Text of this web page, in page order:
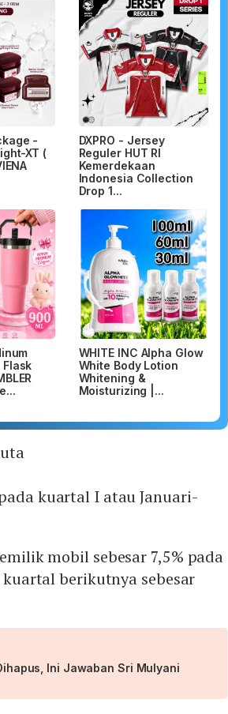
-
XT (
DXPRO - Jersey
Reguler HUT RI
Kemerdekaan
Indonesia Collection
Drop 1...
Flask
WHITE INC Alpha Glow
White Body Lotion
Whitening &
Moisturizing |...
kuartal I atau Januari-
mobil sebesar 7,5% pada
berikutnya sebesar
Ini Jawaban Sri Mulyani